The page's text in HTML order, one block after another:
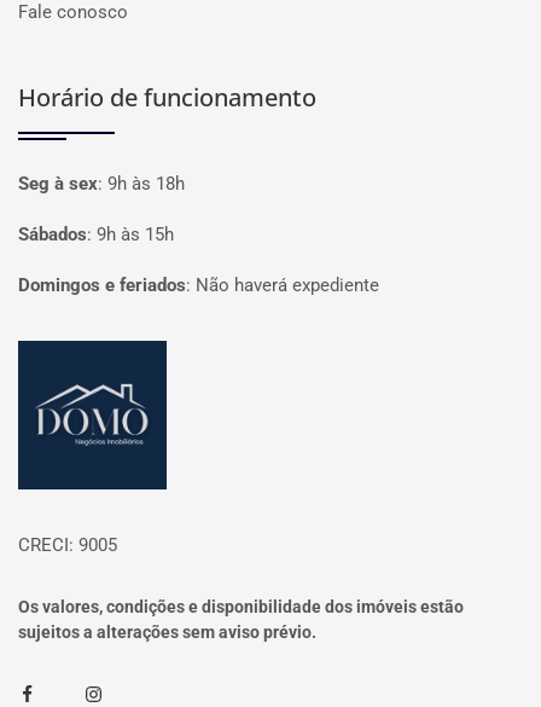
Fale conosco
Horário de funcionamento
Seg à sex: 9h às 18h
Sábados: 9h às 15h
Domingos e feriados: Não haverá expediente
CRECI: 9005
Os valores, condições e disponibilidade dos imóveis estão
sujeitos a alterações sem aviso prévio.
FacebookInstagram